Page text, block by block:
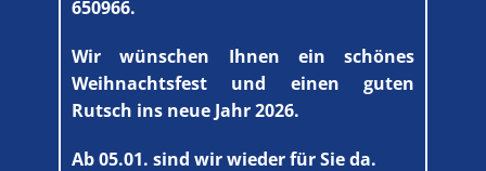
650966.
Wir wünschen Ihnen ein schönes
Weihnachtsfest und einen guten
Rutsch ins neue Jahr 2026.
Ab 05.01. sind wir wieder für Sie da.